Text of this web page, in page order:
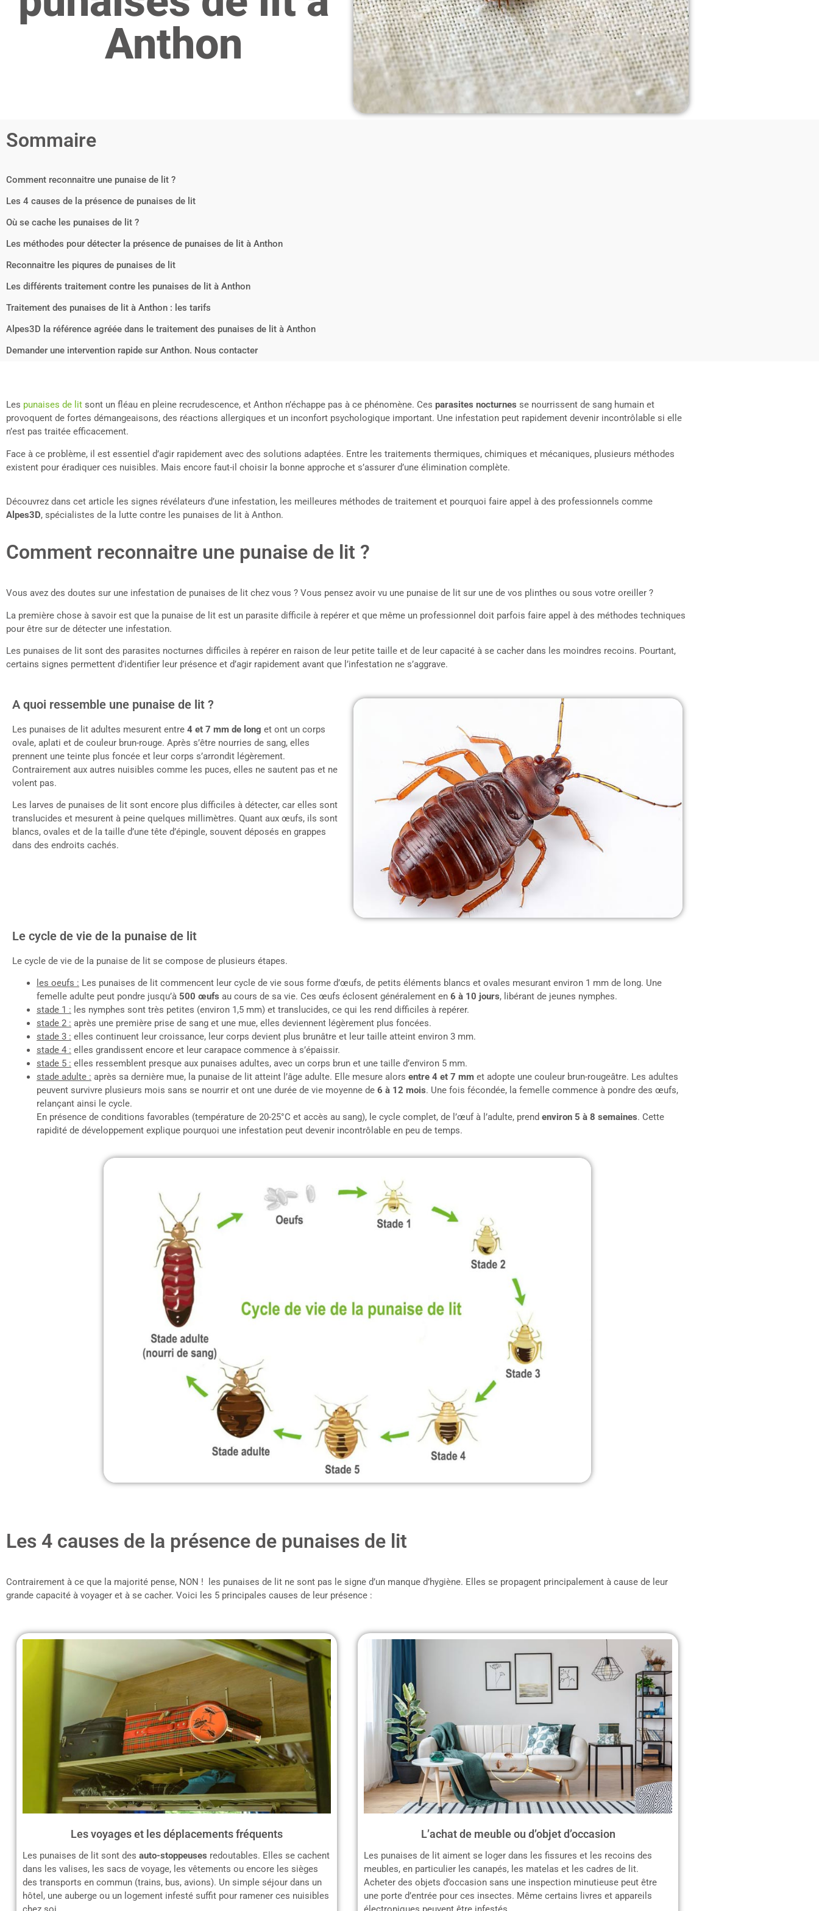
Anthon
Sommaire
Comment reconnaitre une punaise de lit ?
Les 4 causes de la présence de punaises de lit
Où se cache les punaises de lit ?
Les méthodes pour détecter la présence de punaises de lit à Anthon
Reconnaitre les piqures de punaises de lit
Les différents traitement contre les punaises de lit à Anthon
Traitement des punaises de lit à Anthon : les tarifs
Alpes3D la référence agréée dans le traitement des punaises de lit à Anthon
Demander une intervention rapide sur Anthon. Nous contacter
Les punaises de lit sont un fléau en pleine recrudescence, et Anthon n’échappe pas à ce phénomène. Ces parasites nocturnes se nourrissent de sang humain et
provoquent de fortes démangeaisons, des réactions allergiques et un inconfort psychologique important. Une infestation peut rapidement devenir incontrôlable si elle
n’est pas traitée efficacement.
Face à ce problème, il est essentiel d’agir rapidement avec des solutions adaptées. Entre les traitements thermiques, chimiques et mécaniques, plusieurs méthodes
existent pour éradiquer ces nuisibles. Mais encore faut-il choisir la bonne approche et s’assurer d’une élimination complète.
Découvrez dans cet article les signes révélateurs d’une infestation, les meilleures méthodes de traitement et pourquoi faire appel à des professionnels comme
Alpes3D, spécialistes de la lutte contre les punaises de lit à Anthon.
Comment reconnaitre une punaise de lit ?
Vous avez des doutes sur une infestation de punaises de lit chez vous ? Vous pensez avoir vu une punaise de lit sur une de vos plinthes ou sous votre oreiller ?
La première chose à savoir est que la punaise de lit est un parasite difficile à repérer et que même un professionnel doit parfois faire appel à des méthodes techniques
pour être sur de détecter une infestation.
Les punaises de lit sont des parasites nocturnes difficiles à repérer en raison de leur petite taille et de leur capacité à se cacher dans les moindres recoins. Pourtant,
certains signes permettent d’identifier leur présence et d’agir rapidement avant que l’infestation ne s’aggrave.
A quoi ressemble une punaise de lit ?
Les punaises de lit adultes mesurent entre 4 et 7 mm de long et ont un corps
ovale, aplati et de couleur brun-rouge. Après s’être nourries de sang, elles
prennent une teinte plus foncée et leur corps s’arrondit légèrement.
Contrairement aux autres nuisibles comme les puces, elles ne sautent pas et ne
volent pas.
Les larves de punaises de lit sont encore plus difficiles à détecter, car elles sont
translucides et mesurent à peine quelques millimètres. Quant aux œufs, ils sont
blancs, ovales et de la taille d’une tête d’épingle, souvent déposés en grappes
dans des endroits cachés.
Le cycle de vie de la punaise de lit
Le cycle de vie de la punaise de lit se compose de plusieurs étapes.
les oeufs : Les punaises de lit commencent leur cycle de vie sous forme d’œufs, de petits éléments blancs et ovales mesurant environ 1 mm de long. Une
femelle adulte peut pondre jusqu’à 500 œufs au cours de sa vie. Ces œufs éclosent généralement en 6 à 10 jours, libérant de jeunes nymphes.
stade 1 : les nymphes sont très petites (environ 1,5 mm) et translucides, ce qui les rend difficiles à repérer.
stade 2 : après une première prise de sang et une mue, elles deviennent légèrement plus foncées.
stade 3 : elles continuent leur croissance, leur corps devient plus brunâtre et leur taille atteint environ 3 mm.
stade 4 : elles grandissent encore et leur carapace commence à s’épaissir.
stade 5 : elles ressemblent presque aux punaises adultes, avec un corps brun et une taille d’environ 5 mm.
stade adulte : après sa dernière mue, la punaise de lit atteint l’âge adulte. Elle mesure alors entre 4 et 7 mm et adopte une couleur brun-rougeâtre. Les adultes
peuvent survivre plusieurs mois sans se nourrir et ont une durée de vie moyenne de 6 à 12 mois. Une fois fécondée, la femelle commence à pondre des œufs,
relançant ainsi le cycle.
En présence de conditions favorables (température de 20-25°C et accès au sang), le cycle complet, de l’œuf à l’adulte, prend environ 5 à 8 semaines. Cette
rapidité de développement explique pourquoi une infestation peut devenir incontrôlable en peu de temps.
Les 4 causes de la présence de punaises de lit
Contrairement à ce que la majorité pense, NON ! les punaises de lit ne sont pas le signe d’un manque d’hygiène. Elles se propagent principalement à cause de leur
grande capacité à voyager et à se cacher. Voici les 5 principales causes de leur présence :
Les voyages et les déplacements fréquents
Les punaises de lit sont des auto-stoppeuses redoutables. Elles se cachent
dans les valises, les sacs de voyage, les vêtements ou encore les sièges
des transports en commun (trains, bus, avions). Un simple séjour dans un
hôtel, une auberge ou un logement infesté suffit pour ramener ces nuisibles
L’achat de meuble ou d’objet d’occasion
Les punaises de lit aiment se loger dans les fissures et les recoins des
meubles, en particulier les canapés, les matelas et les cadres de lit.
Acheter des objets d’occasion sans une inspection minutieuse peut être
une porte d’entrée pour ces insectes. Même certains livres et appareils